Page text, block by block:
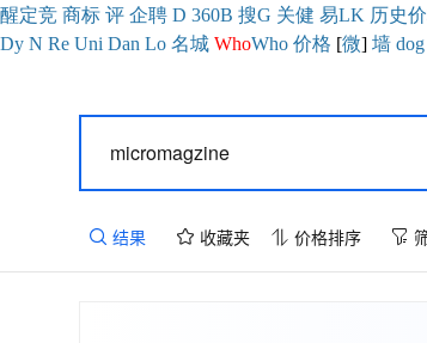
醒定竞 商标 评 企聘 D 360B 搜G 关健 易LK 历史
Dy N Re Uni Dan Lo 名城 WhoWho 价格 [微] 墙 dog